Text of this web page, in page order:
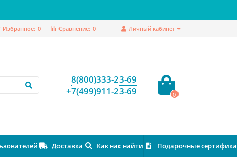
Личный кабинет
Сравнение: 0
Избранное: 0
8(800)333-23-69
+7(499)911-23-69
0
Доставка Как нас найти Подарочные